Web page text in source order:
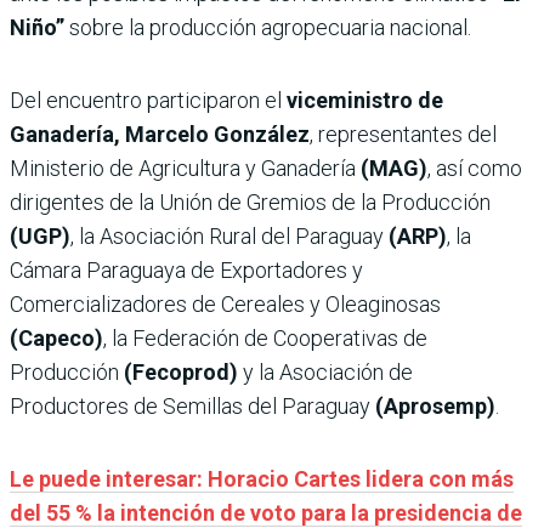
Niño”sobre la producción agropecuaria nacional.
Del encuentro participaron el viceministro de
Ganadería, Marcelo González, representantes del
Ministerio de Agricultura y Ganadería (MAG), así como
dirigentes de la Unión de Gremios de la Producción
(UGP), la Asociación Rural del Paraguay (ARP), la
Cámara Paraguaya de Exportadores y
Comercializadores de Cereales y Oleaginosas
(Capeco), la Federación de Cooperativas de
Producción (Fecoprod) y la Asociación de
Productores de Semillas del Paraguay (Aprosemp)
Le puede interesar: Horacio Cartes lidera con más
del 55 % la intención de voto para la presidencia de